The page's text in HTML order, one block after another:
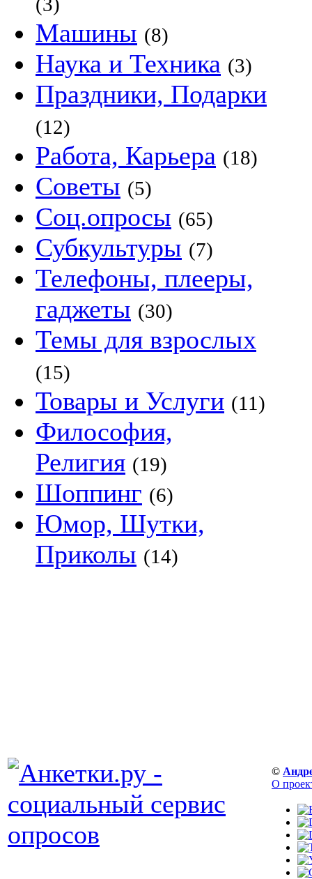
Машины (8)
Наука и Техника (3)
Праздники, Подарки
(12)
Работа, Карьера (18)
Советы (5)
Соц.опросы (65)
Субкультуры (7)
Телефоны, плееры,
гаджеты (30)
Темы для взрослых
(15)
Товары и Услуги (11)
Философия,
Религия (19)
Шоппинг (6)
Юмор, Шутки,
Приколы (14)
©
О